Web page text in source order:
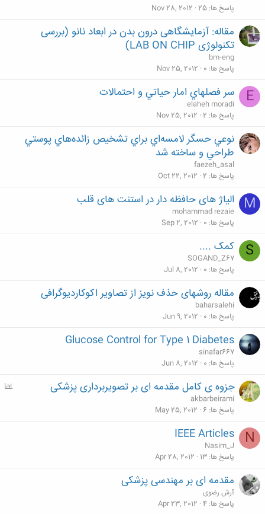
پاسخ ها 25
Nov 28, 2012
مقاله: آزمایشگاهی درون بدن در ابعاد نانو (بررسی
تکنولوژی LAB ON CHIP)
bm-eng
پاسخ ها 0
Nov 25, 2012
E سر فصلهاي امار حياتي و احتمالات
elaheh moradi
پاسخ ها 2
Nov 25, 2012
نوعي حسگر لامسه‌اي براي تشخيص زائده‌هاي پوستي
طراحي و ساخته شد
faezeh_asal
پاسخ ها 2
Oct 22, 2012
M الیاژ های حافظه دار در استنت های قلب
mohammad rezaie
پاسخ ها 0
Sep 2, 2012
S کمک ....
SOGAND_Z67
پاسخ ها 0
Jul 8, 2012
مقاله روشهای حذف نویز از تصاویر اکوکاردیوگرافی
baharsalehi
پاسخ ها 0
Jun 9, 2012
Glucose Control for Type 1 Diabetes
sinafar667
پاسخ ها 0
Jun 8, 2012
P
جزوه ی کامل مقدمه ای بر تصویربرداری پزشکی
akbarbeirami
پاسخ ها 6
May 25, 2012
N
IEEE Articles
Nasim_J
پاسخ ها 13
Apr 28, 2012
مقدمه ای بر مهندسی پزشکی
آرش رضوی
پاسخ ها 4
Apr 23, 2012